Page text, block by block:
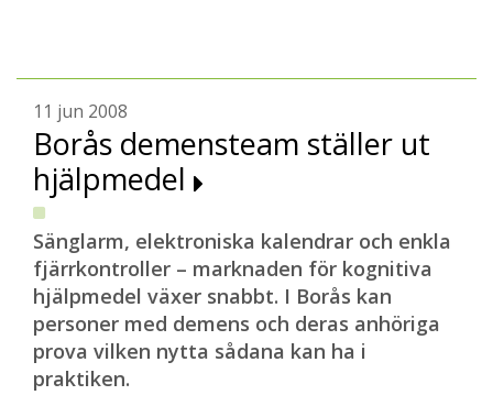
11 jun 2008
Borås demensteam ställer ut
hjälpmedel
Sänglarm, elektroniska kalendrar och enkla
fjärrkontroller – marknaden för kognitiva
hjälpmedel växer snabbt. I Borås kan
personer med demens och deras anhöriga
prova vilken nytta sådana kan ha i
praktiken.